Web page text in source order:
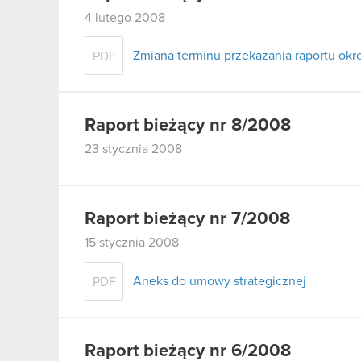
4 lutego 2008
PDF Zmiana terminu przekazania raportu
Raport bieżący nr 8/2008
23 stycznia 2008
Raport bieżący nr 7/2008
15 stycznia 2008
PDF Aneks do umowy strategicznej
Raport bieżący nr 6/2008